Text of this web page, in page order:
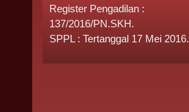
Register Pengadilan :
137/2016/PN.SKH.
SPPL : Tertanggal 17 Mei 2016.